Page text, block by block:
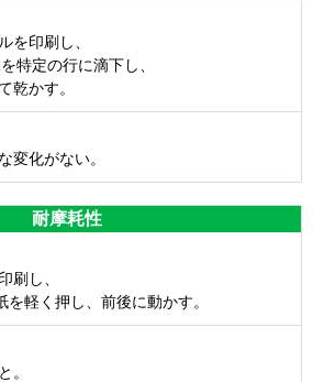
を印刷し、
特定の行に滴下し、
乾かす。
変化がない。
耐摩耗性
刷し、
軽く押し、前後に動かす。
。